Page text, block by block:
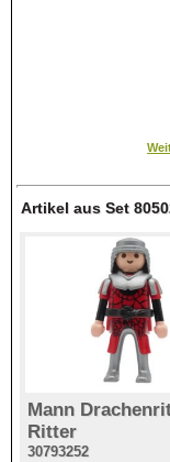
Artikel aus Set
Mann
Ritter
30793252